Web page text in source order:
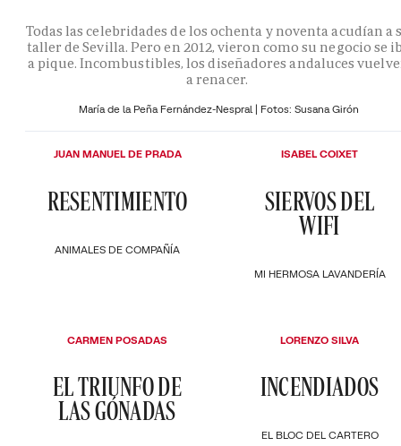
Todas las celebridades de los ochenta y noventa acudían a
taller de Sevilla. Pero en 2012, vieron como su negocio se
a pique. Incombustibles, los diseñadores andaluces
a renacer.
María de la Peña Fernández-Nespral | Fotos: Susana Girón
ANIMALES DE COMPAÑÍA
RESENTIMIENTO
JUAN MANUEL DE PRADA
MI HERMOSA LAVANDERÍA
SIERVOS DEL
WIFI
ISABEL COIXET
EL TRIUNFO DE
LAS GÓNADAS
CARMEN POSADAS
EL BLOC DEL CARTERO
INCENDIADOS
LORENZO SILVA